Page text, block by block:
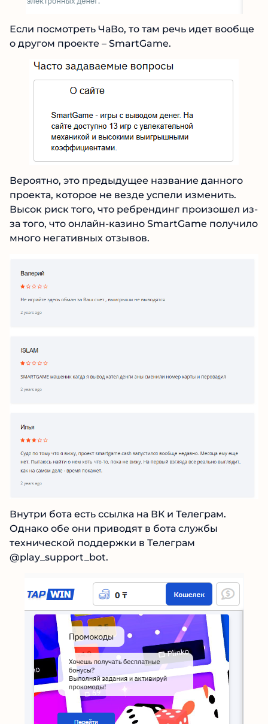
Если посмотреть ЧаВо, то там речь идет
вообще о другом проекте – SmartGame.
Вероятно, это предыдущее название данного
проекта, которое не везде успели изменить.
Высок риск того, что ребрендинг произошел
из-за того, что онлайн-казино SmartGame
получило много негативных отзывов.
Однако обе они приводят в бота службы
технической поддержки в Телеграм
@play_support_bot.